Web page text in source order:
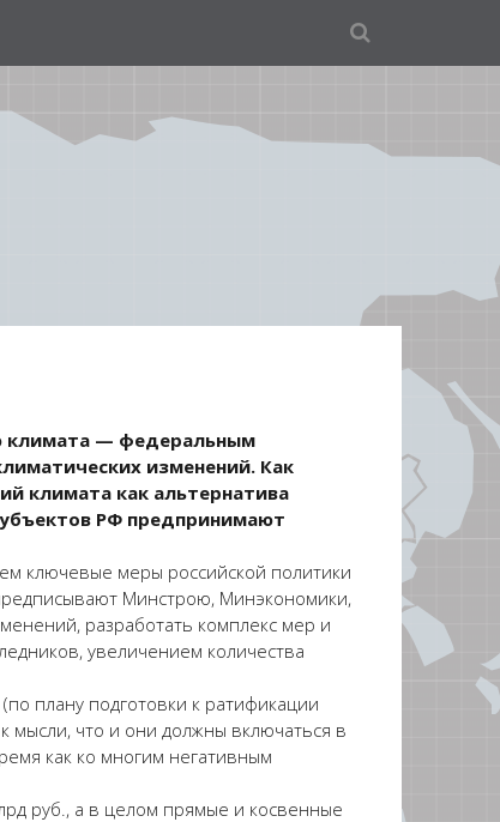
климата — федеральным
изменений. Как
климата как альтернатива
РФ предпринимают
ключевые меры российской политики
Минстрою, Минэкономики,
разработать комплекс мер и
увеличением количества
плану подготовки к ратификации
мысли, что и они должны включаться в
как ко многим негативным
руб., а в целом прямые и косвенные